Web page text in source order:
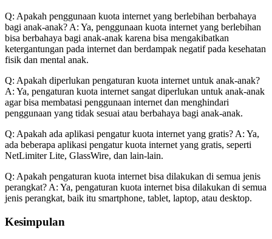
Q: Apakah penggunaan kuota internet yang berlebihan berbahaya
bagi anak-anak? A: Ya, penggunaan kuota internet yang berlebihan
bisa berbahaya bagi anak-anak karena bisa mengakibatkan
ketergantungan pada internet dan berdampak negatif pada kesehatan
fisik dan mental anak.
Q: Apakah diperlukan pengaturan kuota internet untuk anak-anak?
A: Ya, pengaturan kuota internet sangat diperlukan untuk anak-anak
agar bisa membatasi penggunaan internet dan menghindari
penggunaan yang tidak sesuai atau berbahaya bagi anak-anak.
Q: Apakah ada aplikasi pengatur kuota internet yang gratis? A: Ya,
ada beberapa aplikasi pengatur kuota internet yang gratis, seperti
NetLimiter Lite, GlassWire, dan lain-lain.
Q: Apakah pengaturan kuota internet bisa dilakukan di semua jenis
perangkat? A: Ya, pengaturan kuota internet bisa dilakukan di semua
jenis perangkat, baik itu smartphone, tablet, laptop, atau desktop.
Kesimpulan